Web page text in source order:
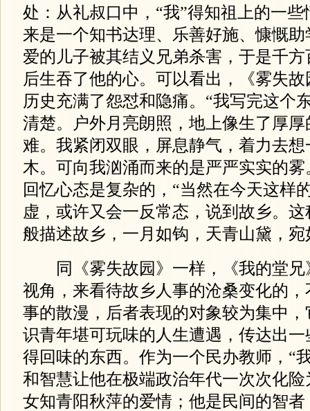
处：从礼叔口中，“我”得知祖上的一
来是一个知书达理、乐善好施、慷慨
爱的儿子被其结义兄弟杀害，于是千
后生吞了他的心。可以看出，《雾失
历史充满了怨怼和隐痛。“我写完这个
清楚。户外月亮朗照，地上像生了厚
难。我紧闭双眼，屏息静气，着力去
木。可向我汹涌而来的是严严实实的
回忆心态是复杂的，“当然在今天这样
虚，或许又会一反常态，说到故乡。
般描述故乡，一月如钩，天青山黛，
同《雾失故园》一样，《我的堂兄
视角，来看待故乡人事的沧桑变化的
事的散漫，后者表现的对象较为集中
识青年堪可玩味的人生遭遇，传达出
得回味的东西。作为一个民办教师，“
和智慧让他在极端政治年代一次次化
女知青阳秋萍的爱情；他是民间的智